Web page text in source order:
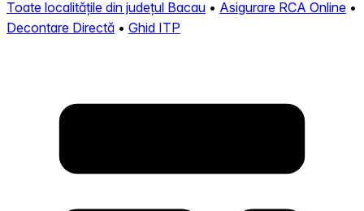
Toate localitățile din județul Bacau • Asigurare RCA Online •
Decontare Directă • Ghid ITP